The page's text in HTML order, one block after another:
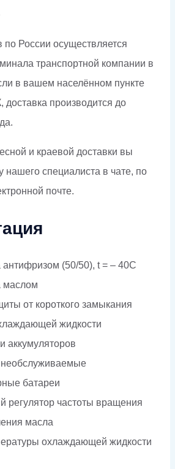
по России осуществляется
транспортной компании в
в вашем населённом пункте
доставка производится до
и краевой доставки вы
нашего специалиста в чате, по
почте.
(50/50), t = – 40C
маслом
от короткого замыкания
жидкости
аккумуляторов
батареи
регулятор частоты вращения
масла
охлаждающей жидкости